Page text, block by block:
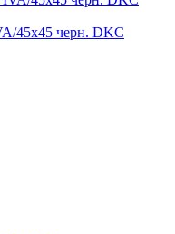
45х45 черн. DKC